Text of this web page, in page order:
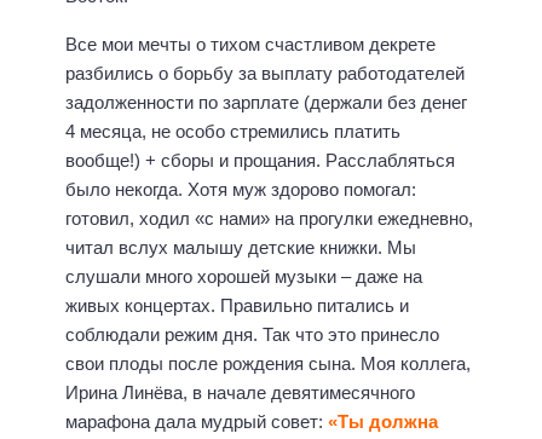
Все мои мечты о тихом счастливом декрете
разбились о борьбу за выплату работодателей
задолженности по зарплате (держали без денег
4 месяца, не особо стремились платить
вообще!) + сборы и прощания. Расслабляться
было некогда. Хотя муж здорово помогал:
готовил, ходил «с нами» на прогулки ежедневно,
читал вслух малышу детские книжки. Мы
слушали много хорошей музыки – даже на
живых концертах. Правильно питались и
соблюдали режим дня. Так что это принесло
свои плоды после рождения сына. Моя коллега,
Ирина Линёва, в начале девятимесячного
марафона дала мудрый совет: «Ты должна